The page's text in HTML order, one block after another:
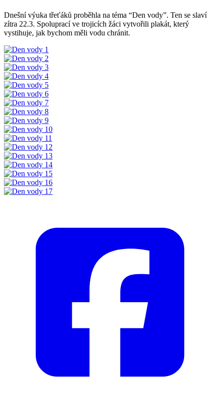
Dnešní výuka třeťáků proběhla na téma “Den vody”. Ten se slaví
zítra 22.3. Spoluprací ve trojicích žáci vytvořili plakát, který
vystihuje, jak bychom měli vodu chránit.